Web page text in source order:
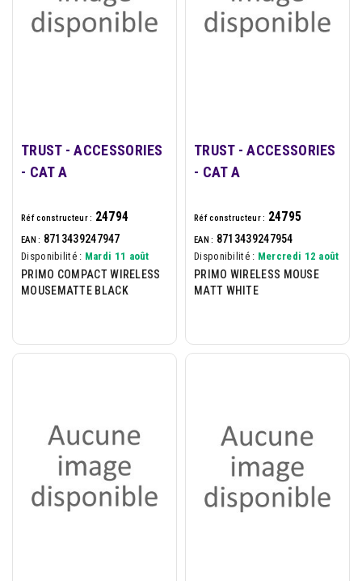
TRUST - ACCESSORIES
- CAT A
Réf constructeur : 24794
EAN : 8713439247947
Disponibilité : Mardi 11 août
PRIMO COMPACT WIRELESS
MOUSEMATTE BLACK
TRUST - ACCESSORIES
- CAT A
Réf constructeur : 24795
EAN : 8713439247954
Disponibilité : Mercredi 12 août
PRIMO WIRELESS MOUSE
MATT WHITE